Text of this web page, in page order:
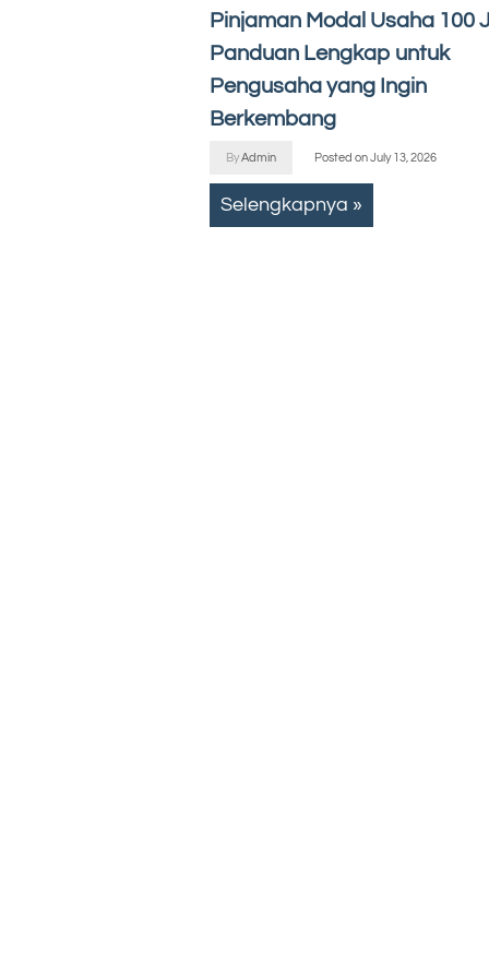
Pinjaman Modal Usaha 100
Panduan Lengkap untuk
Pengusaha yang Ingin
Berkembang
ByAdmin Posted onJuly 13, 2026
Selengkapnya »